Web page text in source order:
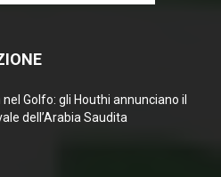
nel Golfo: gli Houthi annunciano il
dell’Arabia Saudita